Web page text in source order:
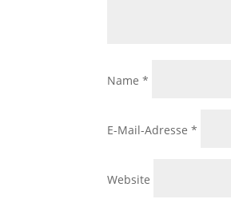
Name*
E-Mail-Adresse*
Website